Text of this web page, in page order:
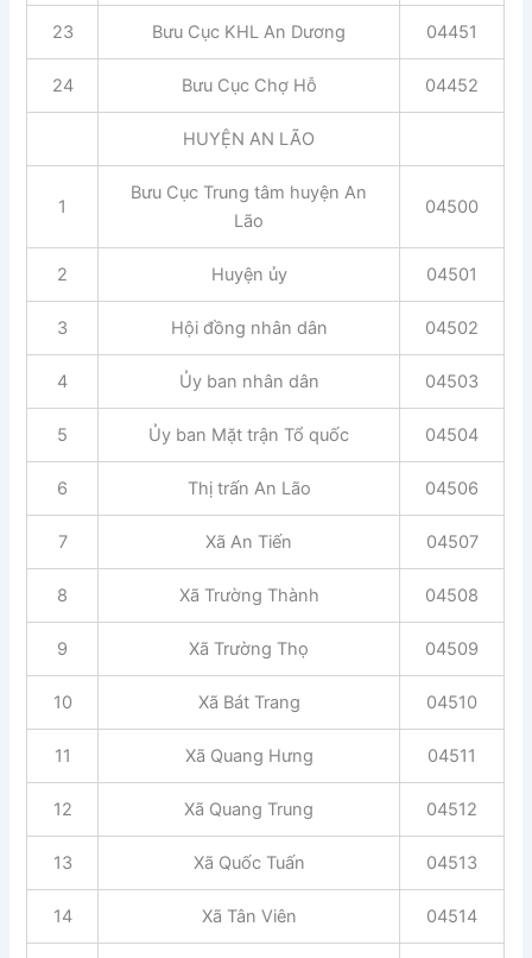
23 Bưu Cục KHL An Dương 04451
24 Bưu Cục Chợ Hỗ 04452
HUYỆN AN LÃO
1
Bưu Cục Trung tâm huyện An
Lão
04500
2 Huyện ủy 04501
3 Hội đồng nhân dân 04502
4 Ủy ban nhân dân 04503
5 Ủy ban Mặt trận Tổ quốc 04504
6 Thị trấn An Lão 04506
7 Xã An Tiến 04507
8 Xã Trường Thành 04508
9 Xã Trường Thọ 04509
10 Xã Bát Trang 04510
11 Xã Quang Hưng 04511
12 Xã Quang Trung 04512
13 Xã Quốc Tuấn 04513
14 Xã Tân Viên 04514